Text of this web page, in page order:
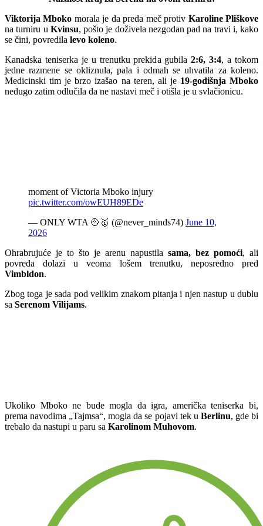
Viktorija Mboko morala je da preda meč protiv Karoline Pliškove
na turniru u Kvinsu, pošto je doživela nezgodan pad na travi i, kako
se čini, povredila levo koleno.
Kanadska teniserka je u trenutku prekida gubila2:6, 3:4, a tokom
jedne razmene se okliznula, pala i odmah se uhvatila za koleno.
Medicinski tim je brzo izašao na teren, ali je 19-godišnja Mboko
nedugo zatim odlučila da ne nastavi meč i otišla je u svlačionicu.
moment of Victoria Mboko injury
pic.twitter.com/owEUH89EDe
— ONLY WTA 🥎🥇 (@never_minds74) June 10,
2026
Ohrabrujuće je to što je arenu napustila sama, bez pomoći, ali
povreda dolazi u veoma lošem trenutku, neposredno pred
Vimbldon.
Zbog toga je sada pod velikim znakom pitanja i njen nastup u dublu
sa Serenom Vilijams.
Ukoliko Mboko ne bude mogla da igra, američka teniserka bi,
prema navodima „Tajmsa“, mogla da se pojavi tek u Berlinu, gde bi
trebalo da nastupi u paru sa Karolinom Muhovom.